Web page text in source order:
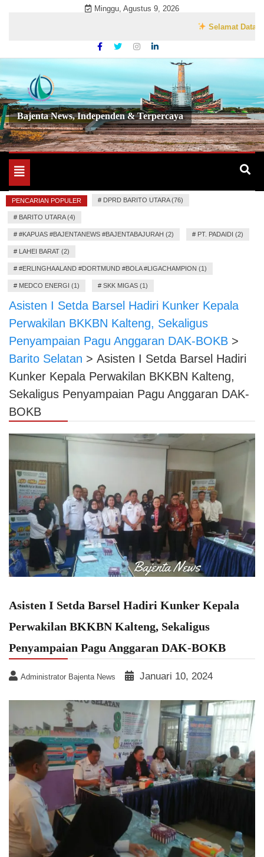
Minggu, Agustus 9, 2026
Selamat Datang di
Bajenta News, Independen & Terpercaya
Toggle
navigation
PENCARIAN POPULER # DPRD BARITO UTARA (76)
# BARITO UTARA (4)
# #KAPUAS #BAJENTANEWS #BAJENTABAJURAH (2) # PT. PADAIDI (2)
# LAHEI BARAT (2)
# #ERLINGHAALAND #DORTMUND #BOLA #LIGACHAMPION (1)
# MEDCO ENERGI (1) # SKK MIGAS (1)
Asisten I Setda Barsel Hadiri Kunker Kepala
Perwakilan BKKBN Kalteng, Sekaligus
Penyampaian Pagu Anggaran DAK-BOKB >
Barito Selatan > Asisten I Setda Barsel Hadiri
Kunker Kepala Perwakilan BKKBN Kalteng,
Sekaligus Penyampaian Pagu Anggaran DAK-
BOKB
Asisten I Setda Barsel Hadiri Kunker Kepala
Perwakilan BKKBN Kalteng, Sekaligus
Penyampaian Pagu Anggaran DAK-BOKB
Administrator Bajenta News Januari 10, 2024